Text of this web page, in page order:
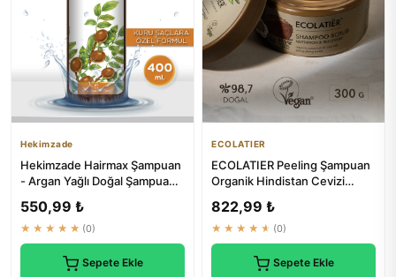
Hekimzade
Hekimzade Hairmax Şampuan
- Argan Yağlı Doğal Şampuan -
550,99 ₺
★★★★★ (0)
Sepete Ekle
ECOLATIER
ECOLATIER Peeling Şampuan
Organik Hindistan Cevizi
822,99 ₺
★★★★★ (0)
Sepete Ekle